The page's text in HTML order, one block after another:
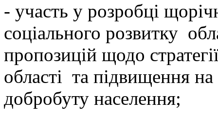
- участь у розробці
соціального розвитку
пропозицій щодо
області та підвищення
добробуту населення;